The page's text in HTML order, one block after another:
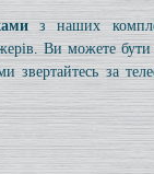
з наших
Ви можете бути
звертайтесь за